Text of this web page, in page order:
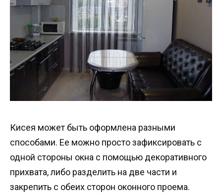
Кисея может быть оформлена разными
способами. Ее можно просто зафиксировать с
одной стороны окна с помощью декоративного
прихвата, либо разделить на две части и
закрепить с обеих сторон оконного проема.